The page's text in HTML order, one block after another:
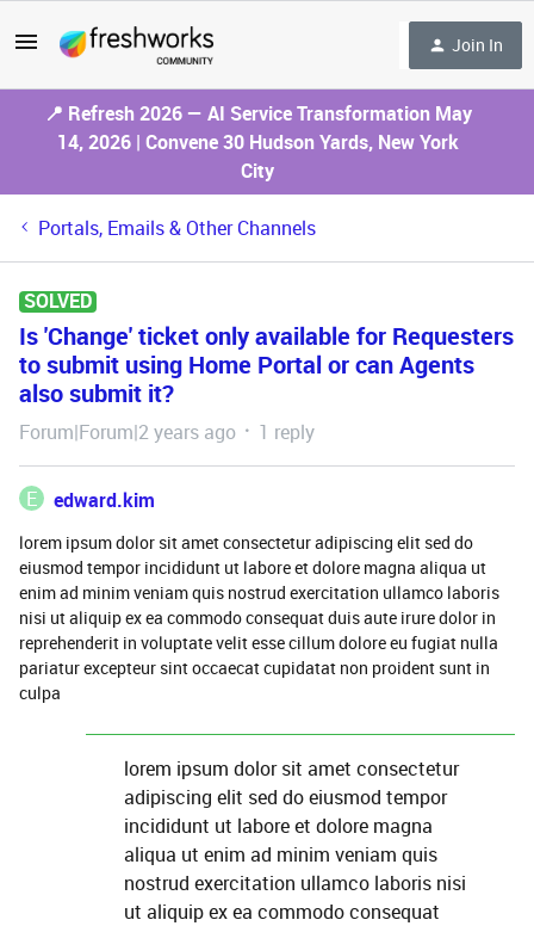
Join In
📍 Refresh 2026 — AI Service Transformation May
14, 2026 | Convene 30 Hudson Yards, New York
City
Portals, Emails & Other Channels
SOLVED
Is 'Change' ticket only available for Requesters
to submit using Home Portal or can Agents
also submit it?
Forum|Forum|2 years ago 1 reply
E edward.kim
lorem ipsum dolor sit amet consectetur adipiscing elit sed do
eiusmod tempor incididunt ut labore et dolore magna aliqua ut
enim ad minim veniam quis nostrud exercitation ullamco laboris
nisi ut aliquip ex ea commodo consequat duis aute irure dolor in
reprehenderit in voluptate velit esse cillum dolore eu fugiat nulla
pariatur excepteur sint occaecat cupidatat non proident sunt in
culpa
lorem ipsum dolor sit amet consectetur
adipiscing elit sed do eiusmod tempor
incididunt ut labore et dolore magna
aliqua ut enim ad minim veniam quis
nostrud exercitation ullamco laboris nisi
ut aliquip ex ea commodo consequat